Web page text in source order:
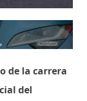
de la carrera
del